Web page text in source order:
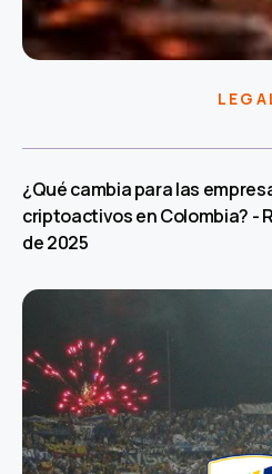
¿Qué cambia para las
criptoactivos en Colombia? -
de 2025